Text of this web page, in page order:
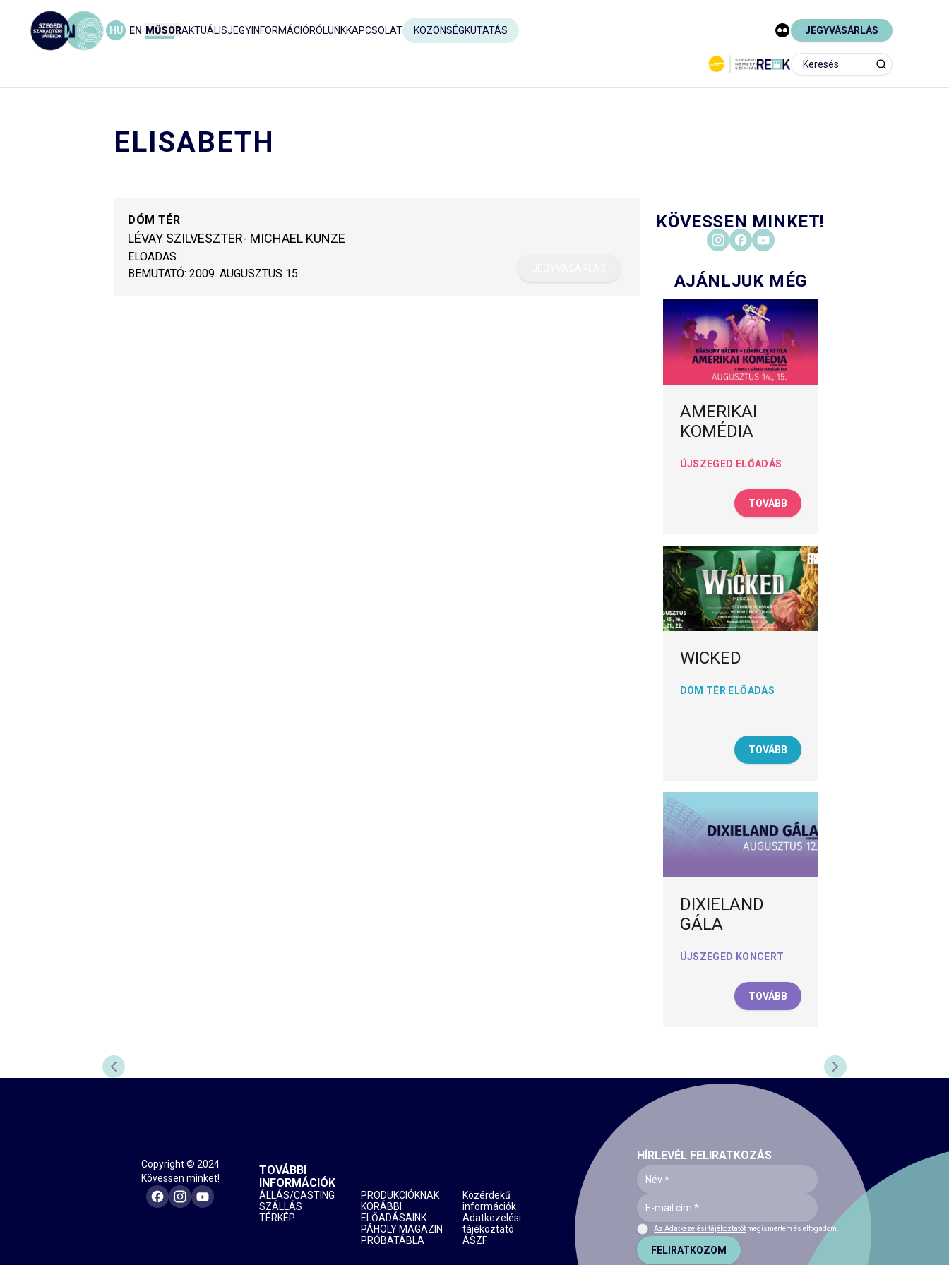
HU EN MŰSORAKTUÁLISJEGYINFORMÁCIÓRÓLUNKKAPCSOLAT KÖZÖNSÉGKUTATÁS JEGYVÁSÁRLÁS
ELISABETH
DÓM TÉR
LÉVAY SZILVESZTER- MICHAEL KUNZE
ELOADAS
BEMUTATÓ: 2009. AUGUSZTUS 15.
KÖVESSEN MINKET!
AJÁNLJUK MÉG
AMERIKAI
KOMÉDIA
ÚJSZEGED ELŐADÁS
TOVÁBB
WICKED
DÓM TÉR ELŐADÁS
TOVÁBB
DIXIELAND
GÁLA
ÚJSZEGED KONCERT
TOVÁBB
ELŐZŐ DIA KÖVETKEZŐ DIA
Copyright © 2024
Kövessen minket!
TOVÁBBI
INFORMÁCIÓK
ÁLLÁS/CASTING
SZÁLLÁS
TÉRKÉP
PRODUKCIÓKNAK
KORÁBBI
ELŐADÁSAINK
PÁHOLY MAGAZIN
PRÓBATÁBLA
Közérdekű
információk
Adatkezelési
tájékoztató
ÁSZF
HÍRLEVÉL FELIRATKOZÁS
Az Adatkezelési tájékoztatót megismertem és elfogadom.
FELIRATKOZOM